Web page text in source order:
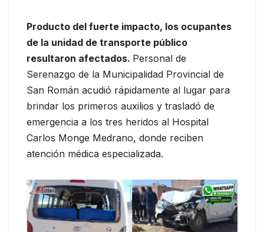
Producto del fuerte impacto, los ocupantes
de la unidad de transporte público
resultaron afectados. Personal de
Serenazgo de la Municipalidad Provincial de
San Román acudió rápidamente al lugar para
brindar los primeros auxilios y trasladó de
emergencia a los tres heridos al Hospital
Carlos Monge Medrano, donde reciben
atención médica especializada.